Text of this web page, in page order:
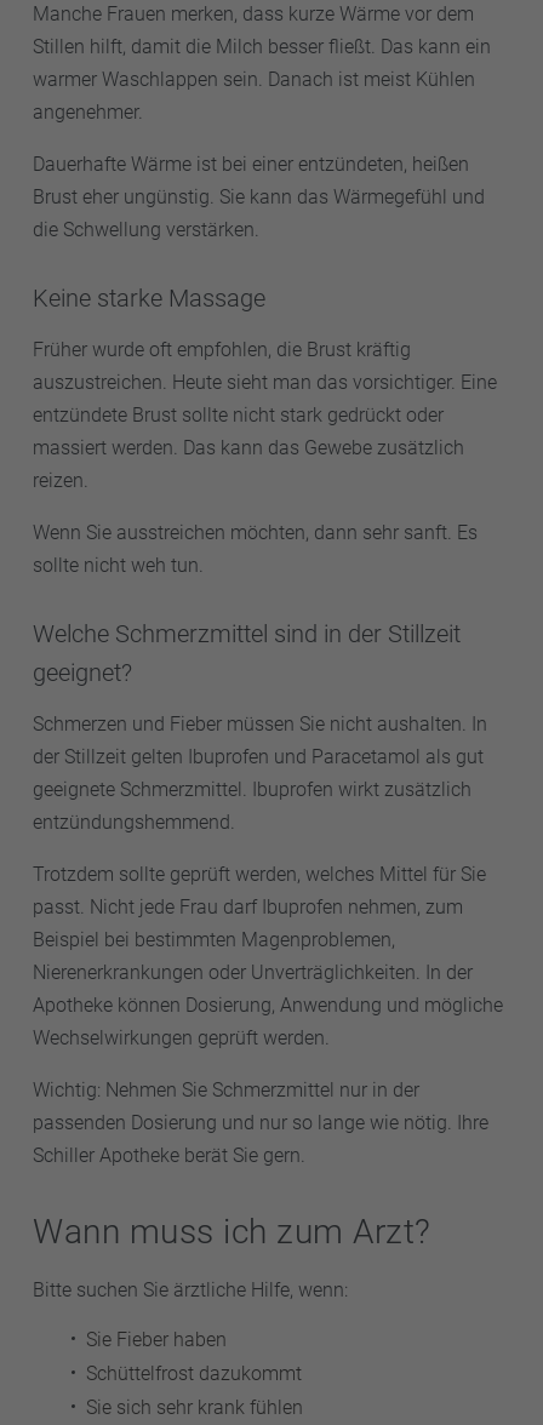
Manche Frauen merken, dass kurze Wärme vor dem
Stillen hilft, damit die Milch besser fließt. Das kann ein
warmer Waschlappen sein. Danach ist meist Kühlen
angenehmer.
Dauerhafte Wärme ist bei einer entzündeten, heißen
Brust eher ungünstig. Sie kann das Wärmegefühl und
die Schwellung verstärken.
Keine starke Massage
Früher wurde oft empfohlen, die Brust kräftig
auszustreichen. Heute sieht man das vorsichtiger. Eine
entzündete Brust sollte nicht stark gedrückt oder
massiert werden. Das kann das Gewebe zusätzlich
reizen.
Wenn Sie ausstreichen möchten, dann sehr sanft. Es
sollte nicht weh tun.
Welche Schmerzmittel sind in der Stillzeit
geeignet?
Schmerzen und Fieber müssen Sie nicht aushalten. In
der Stillzeit gelten Ibuprofen und Paracetamol als gut
geeignete Schmerzmittel. Ibuprofen wirkt zusätzlich
entzündungshemmend.
Trotzdem sollte geprüft werden, welches Mittel für Sie
passt. Nicht jede Frau darf Ibuprofen nehmen, zum
Beispiel bei bestimmten Magenproblemen,
Nierenerkrankungen oder Unverträglichkeiten. In der
Apotheke können Dosierung, Anwendung und mögliche
Wechselwirkungen geprüft werden.
Wichtig: Nehmen Sie Schmerzmittel nur in der
passenden Dosierung und nur so lange wie nötig. Ihre
Schiller Apotheke berät Sie gern.
Wann muss ich zum Arzt?
Bitte suchen Sie ärztliche Hilfe, wenn:
Sie Fieber haben
Schüttelfrost dazukommt
Sie sich sehr krank fühlen